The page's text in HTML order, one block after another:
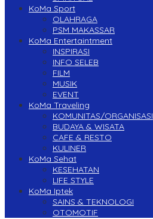
KoMa Sport
OLAHRAGA
PSM MAKASSAR
KoMa Entertaintment
INSPIRASI
INFO SELEB
FILM
MUSIK
EVENT
KoMa Traveling
KOMUNITAS/ORGANISASI
BUDAYA & WISATA
CAFE & RESTO
KULINER
KoMa Sehat
KESEHATAN
LIFE STYLE
KoMa Iptek
SAINS & TEKNOLOGI
OTOMOTIF